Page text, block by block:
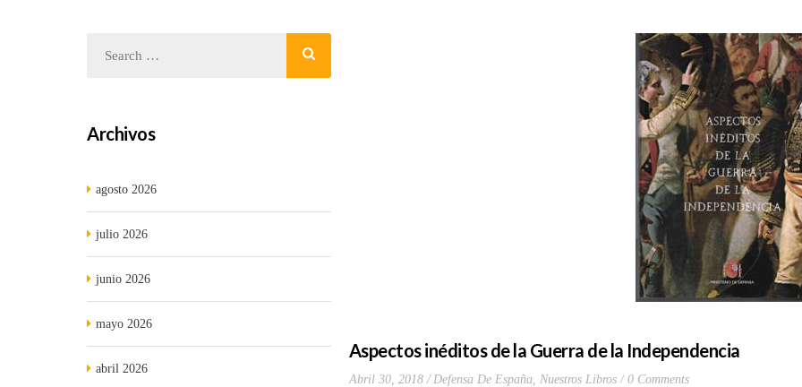
Aspectos inéditos de la Guerra de la Independencia
Abril 30, 2018 Defensa De España, Nuestros Libros 0 Comments
Archivos
agosto 2026
julio 2026
junio 2026
mayo 2026
abril 2026